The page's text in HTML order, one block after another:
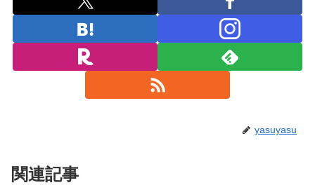
yasuyasu
関連記事